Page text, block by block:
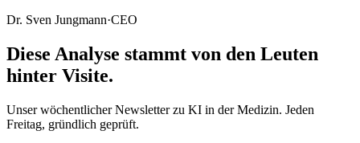
Dr. Sven Jungmann·CEO
Diese Analyse stammt von den Leuten
hinter Visite.
Unser wöchentlicher Newsletter zu KI in der Medizin. Jeden
Freitag, gründlich geprüft.